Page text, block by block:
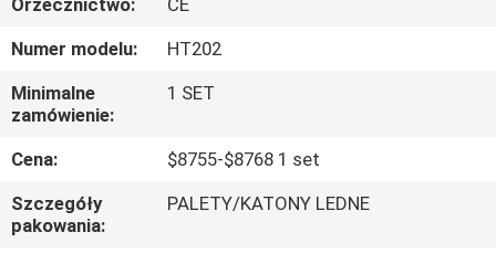
WYCIECZKA
PO
FABRYCE
KONTROLA
JAKOŚCI
Orzecznictwo:
CE
Numer modelu:
HT202
Minimalne
zamówienie:
1 SET
Cena:
$8755-$8768 1 set
Szczegóły
pakowania:
PALETY/KATONY LEDNE